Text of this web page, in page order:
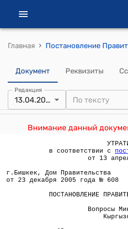
Главная ›
Документ Реквизиты
Редакция
13.04.2007
Внимание данный